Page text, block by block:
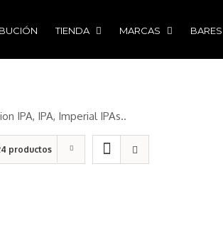
TIENDA MARCAS BARES
IPA, IPA, Imperial IPAs..
productos